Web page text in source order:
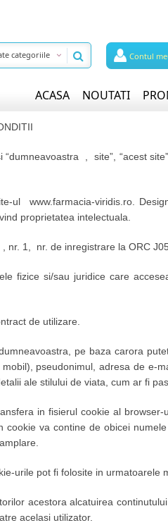
categoriile Contul
ACASA NOUTATI
, site”, “acest
ul www.farmacia-viridis.ro.
proprietatea intelectuala.
1, nr. de inregistrare la ORC
fizice si/sau juridice care
de utilizare.
pe baza carora
pseudonimul, adresa de e-
ale stilului de viata, cum ar fi
in fisierul cookie al
va contine de obicei
urile pot fi folosite in urmatoarele
acestora alcatuirea
acelasi utilizator.